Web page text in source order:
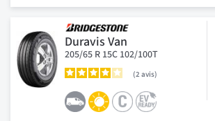
Duravis Van
205/65 R 15C 102/100T
2 avis